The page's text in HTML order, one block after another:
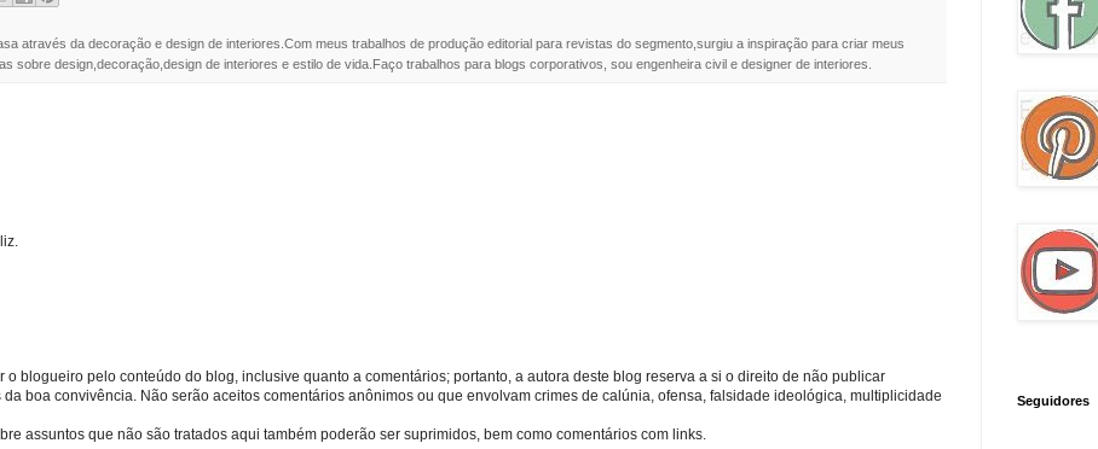
através da decoração e design de interiores.Com meus trabalhos de produção editorial para revistas do segmento,surgiu a inspiração para criar meus
sobre design,decoração,design de interiores e estilo de vida.Faço trabalhos para blogs corporativos, sou engenheira civil e designer de interiores.
blogueiro pelo conteúdo do blog, inclusive quanto a comentários; portanto, a autora deste blog reserva a si o direito de não publicar
boa convivência. Não serão aceitos comentários anônimos ou que envolvam crimes de calúnia, ofensa, falsidade ideológica, multiplicidade
assuntos que não são tratados aqui também poderão ser suprimidos, bem como comentários com links.
Seguidores